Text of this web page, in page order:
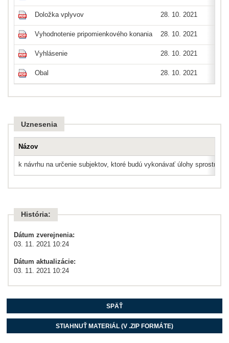
Doložka vplyvov 28. 10. 2021
Vyhodnotenie pripomienkového konania 28. 10. 2021
Vyhlásenie 28. 10. 2021
Obal 28. 10. 2021
Uznesenia
Názov
k návrhu na určenie subjektov, ktoré budú vykonávať úlohy
História:
Dátum zverejnenia:
03. 11. 2021 10:24
Dátum aktualizácie:
03. 11. 2021 10:24
SPÄŤ
STIAHNUŤ MATERIÁL (V .ZIP FORMÁTE)